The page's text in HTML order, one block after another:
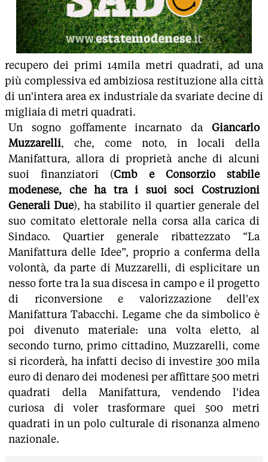
recupero dei primi 14mila metri quadrati, ad una
più complessiva ed ambiziosa restituzione alla città
di un'intera area ex industriale da svariate decine di
migliaia di metri quadrati.
Un sogno goffamente incarnato da Giancarlo
Muzzarelli, che, come noto, in locali della
Manifattura, allora di proprietà anche di alcuni
suoi finanziatori (Cmb e Consorzio stabile
modenese, che ha tra i suoi soci Costruzioni
Generali Due), ha stabilito il quartier generale del
suo comitato elettorale nella corsa alla carica di
Sindaco. Quartier generale ribattezzato “La
Manifattura delle Idee”, proprio a conferma della
volontà, da parte di Muzzarelli, di esplicitare un
nesso forte tra la sua discesa in campo e il progetto
di riconversione e valorizzazione dell'ex
Manifattura Tabacchi. Legame che da simbolico è
poi divenuto materiale: una volta eletto, al
secondo turno, primo cittadino, Muzzarelli, come
si ricorderà, ha infatti deciso di investire 300 mila
euro di denaro dei modenesi per affittare 500 metri
quadrati della Manifattura, vendendo l'idea
curiosa di voler trasformare quei 500 metri
quadrati in un polo culturale di risonanza almeno
nazionale.